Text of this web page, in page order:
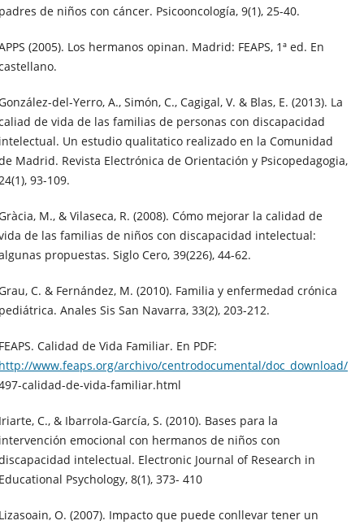
de niños con cáncer. Psicooncología, 9(1), 25-40.
(2005). Los hermanos opinan. Madrid: FEAPS, 1ª ed. En
del-Yerro, A., Simón, C., Cagigal, V. & Blas, E. (2013). La
de vida de las familias de personas con discapacidad
Un estudio qualitatico realizado en la Comunidad
Madrid. Revista Electrónica de Orientación y Psicopedagogia,
93-109.
M., & Vilaseca, R. (2008). Cómo mejorar la calidad de
de las familias de niños con discapacidad intelectual:
propuestas. Siglo Cero, 39(226), 44-62.
C. & Fernández, M. (2010). Familia y enfermedad crónica
Anales Sis San Navarra, 33(2), 203-212.
Calidad de Vida Familiar. En PDF:
www.feaps.org/archivo/centrodocumental/doc_download/
calidad-de-vida-familiar.html
C., & Ibarrola-García, S. (2010). Bases para la
emocional con hermanos de niños con
intelectual. Electronic Journal of Research in
Psychology, 8(1), 373- 410
O. (2007). Impacto que puede conllevar tener un